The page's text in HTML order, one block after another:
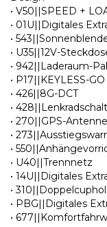
• V50||SPEED +
• 01U||Digitales
•
• U35||12V-
• 942||Laderaum-
• P17||KEYLESS-
• 426||8G-DCT
•
• 270||GPS-Antenne
•
•
• U40||Trennnetz
• 14U||Digitales
•
• PBG||Digitales
•